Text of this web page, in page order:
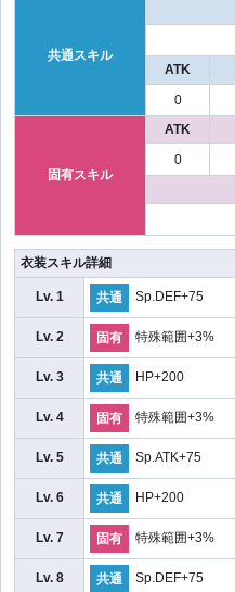
共通スキル
ATK
0
固有スキル
ATK
0
衣装スキル詳細
Lv. 1 共通 Sp.DEF+75
Lv. 2 固有 特殊範囲+3%
Lv. 3 共通 HP+200
Lv. 4 固有 特殊範囲+3%
Lv. 5 共通 Sp.ATK+75
Lv. 6 共通 HP+200
Lv. 7 固有 特殊範囲+3%
Lv. 8 共通 Sp.DEF+75